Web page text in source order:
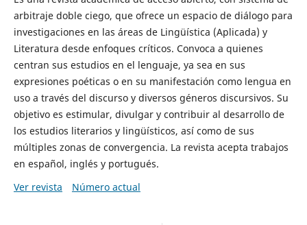
arbitraje doble ciego, que ofrece un espacio de diálogo para
investigaciones en las áreas de Lingüística (Aplicada) y
Literatura desde enfoques críticos. Convoca a quienes
centran sus estudios en el lenguaje, ya sea en sus
expresiones poéticas o en su manifestación como lengua en
uso a través del discurso y diversos géneros discursivos. Su
objetivo es estimular, divulgar y contribuir al desarrollo de
los estudios literarios y lingüísticos, así como de sus
múltiples zonas de convergencia. La revista acepta trabajos
en español, inglés y portugués.
Ver revista
Número actual